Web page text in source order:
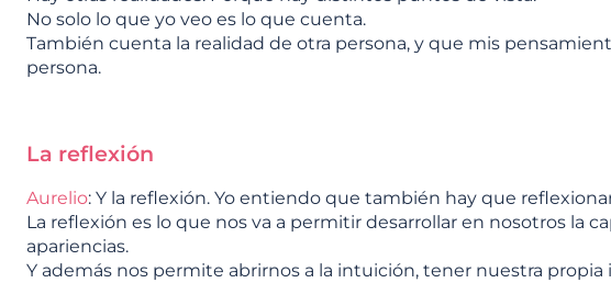
No solo lo que yo veo es lo que cuenta.
También cuenta la realidad de otra persona, y que mis
persona.
La reflexión
Aurelio: Y la reflexión. Yo entiendo que también hay que
La reflexión es lo que nos va a permitir desarrollar en nosotros la
apariencias.
Y además nos permite abrirnos a la intuición, tener nuestra propia